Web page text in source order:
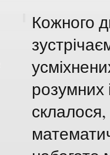
Кожного
розумних